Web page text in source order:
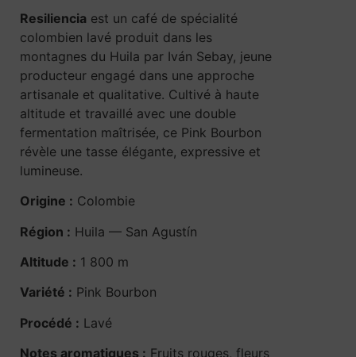
Resiliencia est un café de spécialité
colombien lavé produit dans les
montagnes du Huila par Iván Sebay, jeune
producteur engagé dans une approche
artisanale et qualitative. Cultivé à haute
altitude et travaillé avec une double
fermentation maîtrisée, ce Pink Bourbon
révèle une tasse élégante, expressive et
lumineuse.
Origine : Colombie
Région : Huila — San Agustín
Altitude : 1 800 m
Variété : Pink Bourbon
Procédé : Lavé
Notes aromatiques : Fruits rouges, fleurs